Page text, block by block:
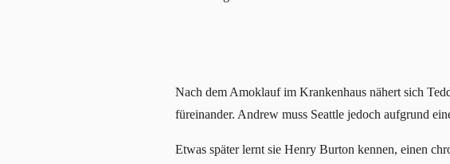
Nach dem Amoklauf im Krankenhaus nähert sich
füreinander. Andrew muss Seattle jedoch aufgrund
Etwas später lernt sie Henry Burton kennen, einen